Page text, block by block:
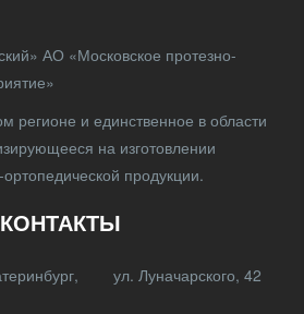
АО «Московское протезно-
регионе и единственное в области
на изготовлении
продукции.
КОНТАКТЫ
ул. Луначарского, 42